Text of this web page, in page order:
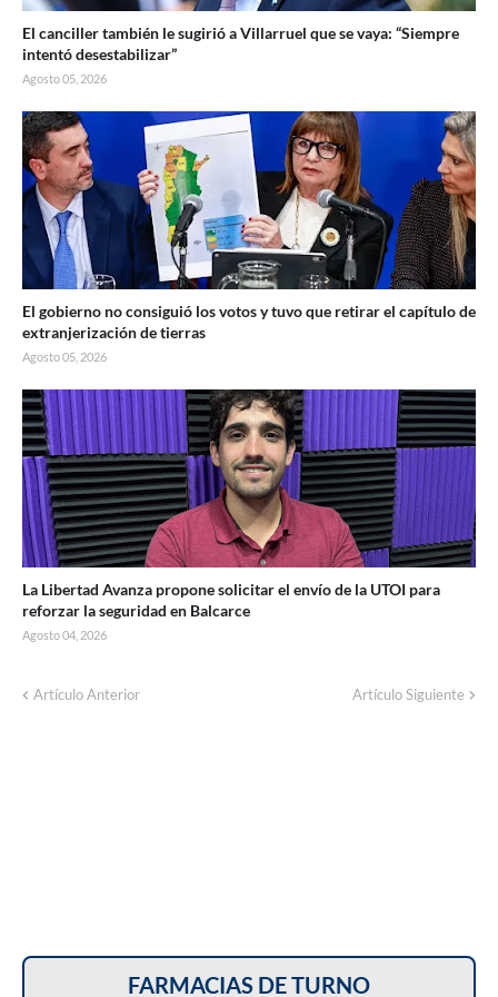
El canciller también le sugirió a Villarruel que se vaya: “Siempre
intentó desestabilizar”
Agosto 05, 2026
El gobierno no consiguió los votos y tuvo que retirar el capítulo de
extranjerización de tierras
Agosto 05, 2026
La Libertad Avanza propone solicitar el envío de la UTOI para
reforzar la seguridad en Balcarce
Agosto 04, 2026
Artículo Anterior Artículo Siguiente
FARMACIAS DE TURNO